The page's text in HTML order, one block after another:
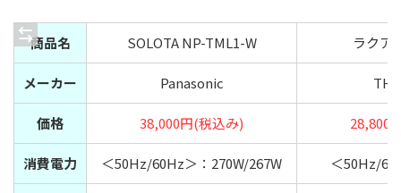
商品名 SOLOTA NP-TML1-W ラクア
メーカー Panasonic
価格 38,000円(税込み) 28,800
消費電力 ＜50Hz/60Hz＞：270W/267W ＜50Hz/